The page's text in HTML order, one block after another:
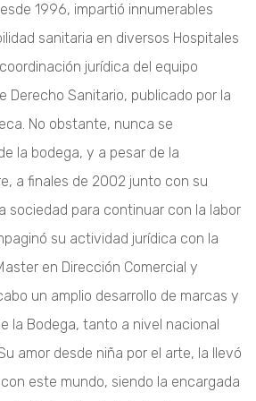
1996, impartió innumerables
sanitaria en diversos Hospitales
jurídica del equipo
Derecho Sanitario, publicado por la
No obstante, nunca se
la bodega, y a pesar de la
a finales de 2002 junto con su
sociedad para continuar con la labor
su actividad jurídica con la
en Dirección Comercial y
un amplio desarrollo de marcas y
la Bodega, tanto a nivel nacional
amor desde niña por el arte, la llevó
este mundo, siendo la encargada